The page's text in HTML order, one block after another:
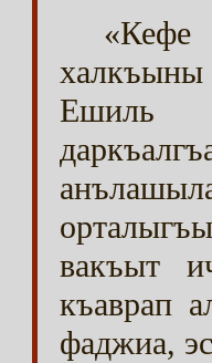
халкъыны
Ешиль
вакъыт
къаврап
фаджиа,